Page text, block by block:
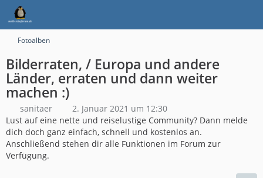
Fotoalben
Bilderraten, / Europa und andere
Länder, erraten und dann weiter
machen :)
sanitaer
2. Januar 2021 um 12:30
Lust auf eine nette und reiselustige Community? Dann melde
dich doch ganz einfach, schnell und kostenlos an.
Anschließend stehen dir alle Funktionen im Forum zur
Verfügung.